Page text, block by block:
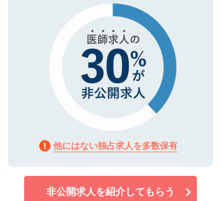
で、機密保持に関してもご安心ください。
他にはない独占求人を多数保有
非公開求人を紹介してもらう